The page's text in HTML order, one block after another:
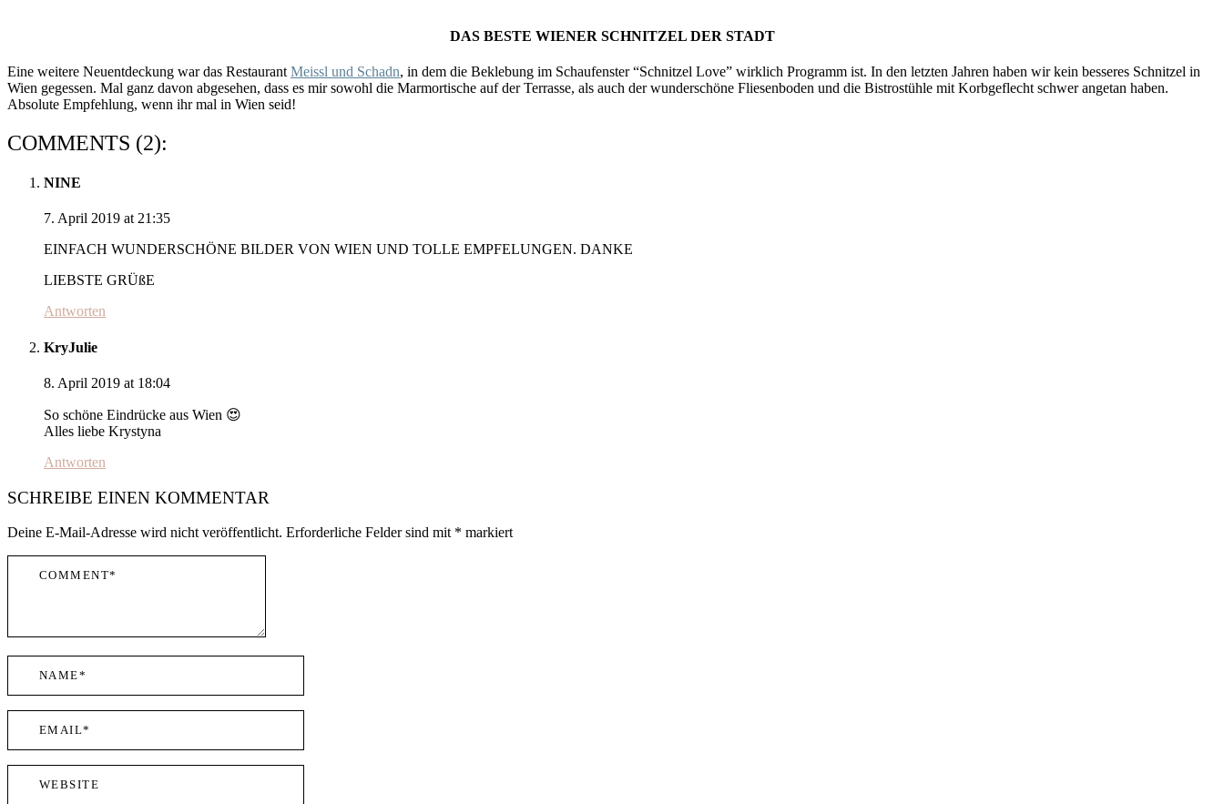
DAS BESTE WIENER SCHNITZEL DER STADT
Eine weitere Neuentdeckung war das Restaurant Meissl und Schadn, in dem die Beklebung im Schaufenster “Schnitzel Love” wirklich Programm ist. In den letzten Jahren haben wir kein besseres Schnitzel in
Wien gegessen. Mal ganz davon abgesehen, dass es mir sowohl die Marmortische auf der Terrasse, als auch der wunderschöne Fliesenboden und die Bistrostühle mit Korbgeflecht schwer angetan haben.
Absolute Empfehlung, wenn ihr mal in Wien seid!
COMMENTS (2):
NINE
7. April 2019 at 21:35
EINFACH WUNDERSCHÖNE BILDER VON WIEN UND TOLLE EMPFELUNGEN. DANKE
LIEBSTE GRÜßE
Antworten
KryJulie
8. April 2019 at 18:04
So schöne Eindrücke aus Wien 😍
Alles liebe Krystyna
Antworten
SCHREIBE EINEN KOMMENTAR
Deine E-Mail-Adresse wird nicht veröffentlicht. Erforderliche Felder sind mit * markiert